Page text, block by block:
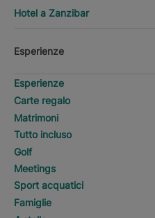
Hotel a Zanzibar
Esperienze
Esperienze
Carte regalo
Matrimoni
Tutto incluso
Golf
Meetings
Sport acquatici
Famiglie